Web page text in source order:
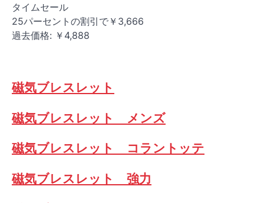
タイムセール
25パーセントの割引で￥3,666
過去価格: ￥4,888
磁気ブレスレット
磁気ブレスレット メンズ
磁気ブレスレット コラントッテ
磁気ブレスレット 強力